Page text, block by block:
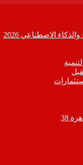
الاصطناعي 2026
38